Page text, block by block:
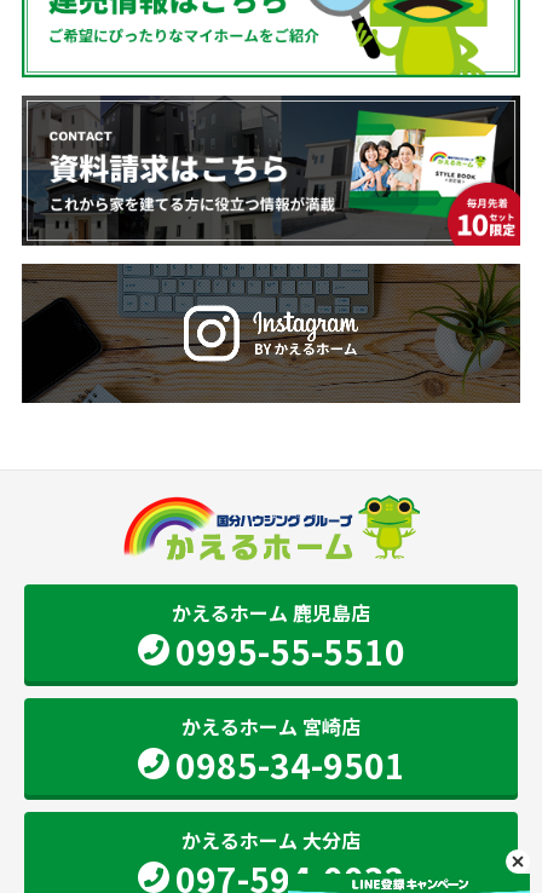
かえるホーム 鹿児島店
0995-55-5510
かえるホーム 宮崎店
0985-34-9501
かえるホーム 大分店
097-594-0032